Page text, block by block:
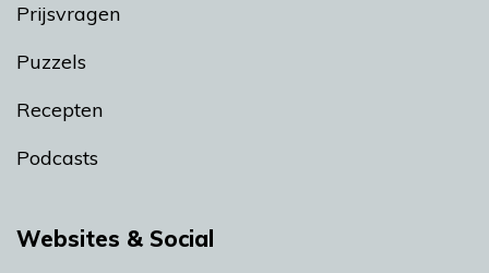
Prijsvragen
Puzzels
Recepten
Podcasts
Websites & Social